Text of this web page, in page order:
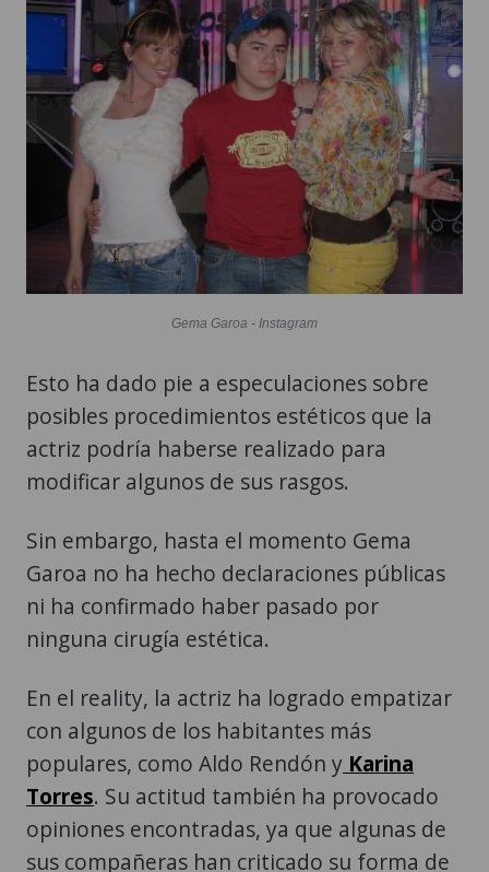
Gema Garoa - Instagram
Esto ha dado pie a especulaciones sobre
posibles procedimientos estéticos que la
actriz podría haberse realizado para
modificar algunos de sus rasgos.
Sin embargo, hasta el momento Gema
Garoa no ha hecho declaraciones públicas
ni ha confirmado haber pasado por
ninguna cirugía estética.
En el reality, la actriz ha logrado empatizar
con algunos de los habitantes más
populares, como Aldo Rendón y Karina
Torres. Su actitud también ha provocado
opiniones encontradas, ya que algunas de
sus compañeras han criticado su forma de